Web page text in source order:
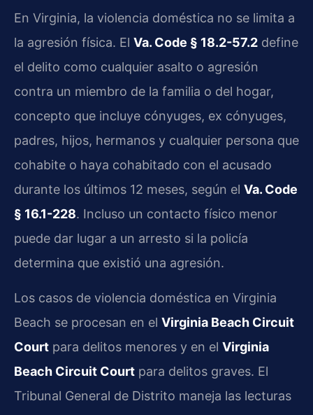
En Virginia, la violencia doméstica no se limita a
la agresión física. El Va. Code § 18.2-57.2 define
el delito como cualquier asalto o agresión
contra un miembro de la familia o del hogar,
concepto que incluye cónyuges, ex cónyuges,
padres, hijos, hermanos y cualquier persona que
cohabite o haya cohabitado con el acusado
durante los últimos 12 meses, según el Va. Code
§ 16.1-228. Incluso un contacto físico menor
puede dar lugar a un arresto si la policía
determina que existió una agresión.
Los casos de violencia doméstica en Virginia
Beach se procesan en el Virginia Beach Circuit
Court para delitos menores y en el Virginia
Beach Circuit Court para delitos graves. El
Tribunal General de Distrito maneja las lecturas